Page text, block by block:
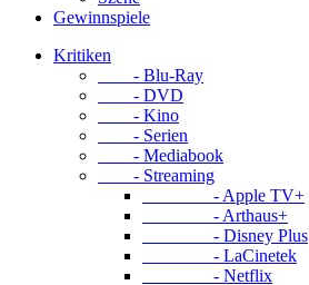
Gewinnspiele
Kritiken
- Blu-Ray
- DVD
- Kino
- Serien
- Mediabook
- Streaming
- Apple TV+
- Arthaus+
- Disney Plus
- LaCinetek
- Netflix